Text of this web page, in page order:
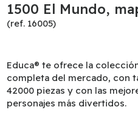
1500 El Mundo,
(ref. 16005)
Educa® te ofrece la
completa del mercado, con
42000 piezas y con las
personajes más divertidos.